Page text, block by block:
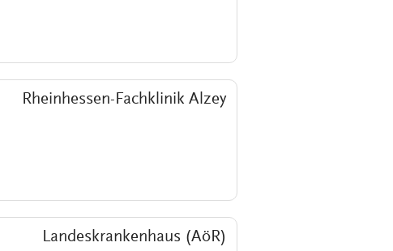
Rheinhessen-Fachklinik Alzey
Landeskrankenhaus (AöR)